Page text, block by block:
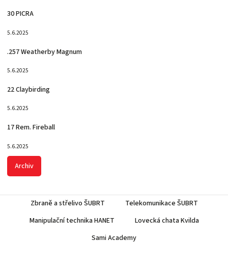
30 PICRA
5.6.2025
.257 Weatherby Magnum
5.6.2025
22 Claybirding
5.6.2025
17 Rem. Fireball
5.6.2025
Archiv
Zbraně a střelivo ŠUBRT
Telekomunikace ŠUBRT
Manipulační technika HANET
Lovecká chata Kvilda
Sami Academy